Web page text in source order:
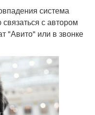
система
с автором
"Авито" или в звонке